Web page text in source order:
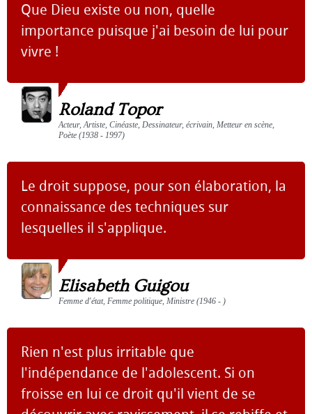
Que Dieu existe ou non, quelle
importance puisque j'ai besoin de lui pour
vivre !
Roland Topor
Acteur, Artiste, Cinéaste, Dessinateur, écrivain, Metteur en scène,
Poète (1938 - 1997)
Le droit suppose, pour son élaboration, la
connaissance des techniques sur
lesquelles il s'applique.
Elisabeth Guigou
Femme d'état, Femme politique, Ministre (1946 - )
Rien n'est plus irritable que
l'indépendance de l'adolescent. Si on
froisse en lui ce droit qu'il vient de se